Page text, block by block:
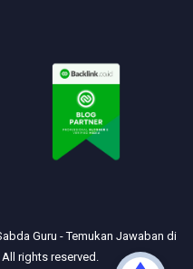
Guru - Temukan Jawaban di
rights reserved.